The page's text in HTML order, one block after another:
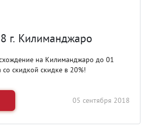
г. Килиманджаро
на Килиманджаро до 01
скидкой скидке в 20%!
05 сентября 2018